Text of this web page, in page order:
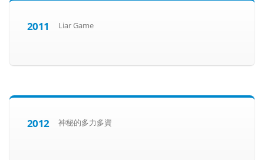
2011 Liar Game
2012 神秘的多力多資